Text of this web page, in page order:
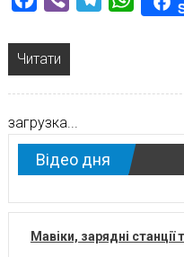
Читати
загрузка...
Відео дня
Мавіки, зарядні станції